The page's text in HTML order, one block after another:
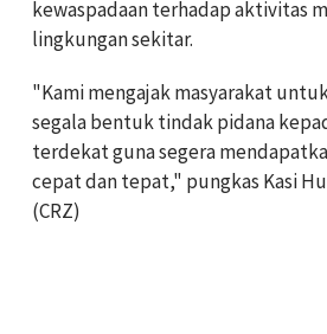
kewaspadaan terhadap aktivitas
lingkungan sekitar.
"Kami mengajak masyarakat
segala bentuk tindak pidana
terdekat guna segera
cepat dan tepat," pungkas Kasi
(CRZ)